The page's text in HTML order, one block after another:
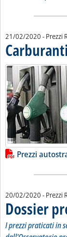
21/02/2020 - Prezzi
ListaPrezzi
20/02/2020 - Prezzi
Dossier
I prezzi praticati in